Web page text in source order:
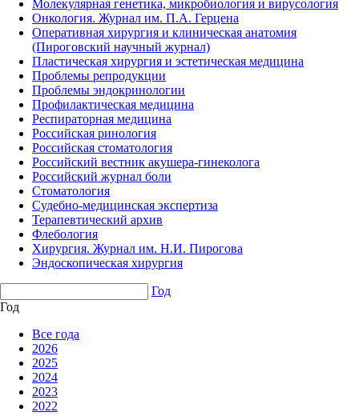
Молекулярная генетика, микробиология и вирусология
Онкология. Журнал им. П.А. Герцена
Оперативная хирургия и клиническая анатомия
(Пироговский научный журнал)
Пластическая хирургия и эстетическая медицина
Проблемы репродукции
Проблемы эндокринологии
Профилактическая медицина
Респираторная медицина
Российская ринология
Российская стоматология
Российский вестник акушера-гинеколога
Российский журнал боли
Стоматология
Судебно-медицинская экспертиза
Терапевтический архив
Флебология
Хирургия. Журнал им. Н.И. Пирогова
Эндоскопическая хирургия
Год
Год
Все года
2026
2025
2024
2023
2022